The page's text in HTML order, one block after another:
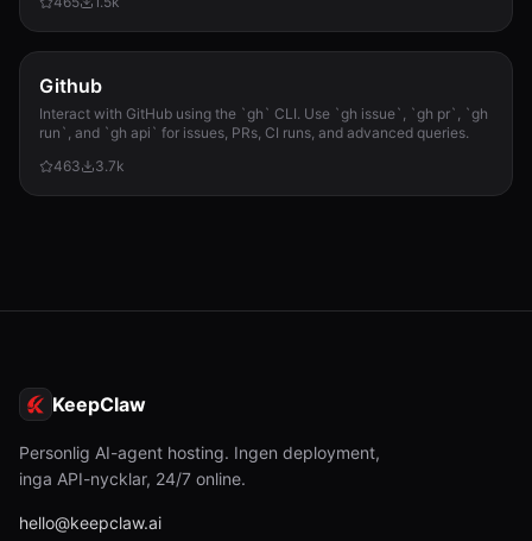
required.
Github
Interact with GitHub using the `gh` CLI. Use `gh issue`, `gh pr`, `gh
run`, and `gh api` for issues, PRs, CI runs, and advanced queries.
463
3.7k
KeepClaw
Personlig AI-agent hosting. Ingen deployment,
inga API-nycklar, 24/7 online.
hello@keepclaw.ai